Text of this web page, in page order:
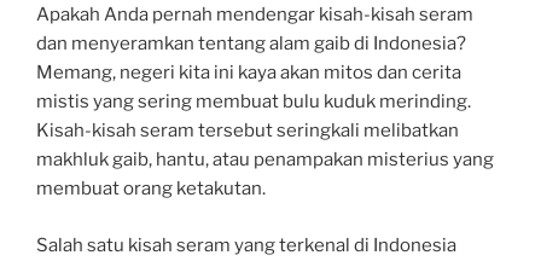
Apakah Anda pernah mendengar kisah-kisah seram
dan menyeramkan tentang alam gaib di Indonesia?
Memang, negeri kita ini kaya akan mitos dan cerita
mistis yang sering membuat bulu kuduk merinding.
Kisah-kisah seram tersebut seringkali melibatkan
makhluk gaib, hantu, atau penampakan misterius yang
membuat orang ketakutan.
Salah satu kisah seram yang terkenal di Indonesia